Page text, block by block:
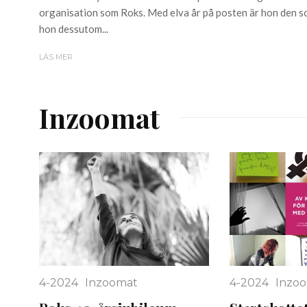
organisation som Roks. Med elva år på posten är hon
hon dessutom...
LÄS MER
Inzoomat
4-2024 Inzoomat 4-2024